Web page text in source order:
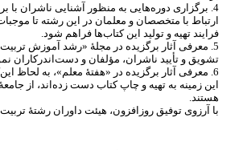
4. برگزاری دوره
هایی به منظور آشنایی ناشران با
ارتباط با متخصصان و معلمان در این رشته تا
فرایند تهیه و تولید این کتابها فراهم شود.
5. معرفی آثار برگزیده در مجلۀ «رشد آموزش تربیت
تشویق و تأیید ناشران، مؤلفان و دستاندرکاران
6. معرفی آثار برگزیده در «هفتۀ معلم»، به لحاظ این
این زمینه به تهیه و چاپ کتاب دست زدهاند، از
هستند.
با آرزوی توفیق روزافزون، هیئت داوران رشتۀ تربیت